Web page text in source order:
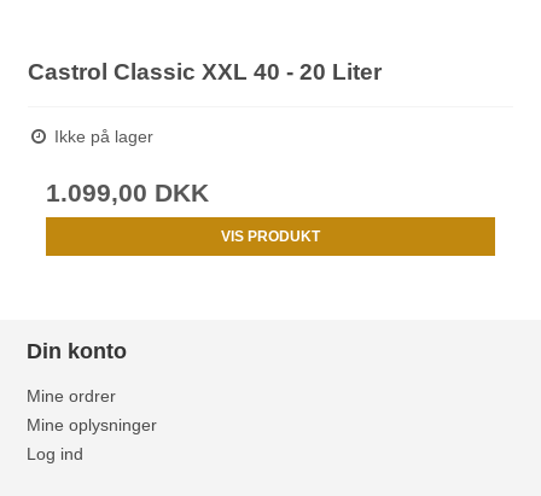
Castrol Classic XXL 40 - 20 Liter
Ikke på lager
1.099,00 DKK
VIS PRODUKT
Din konto
Mine ordrer
Mine oplysninger
Log ind